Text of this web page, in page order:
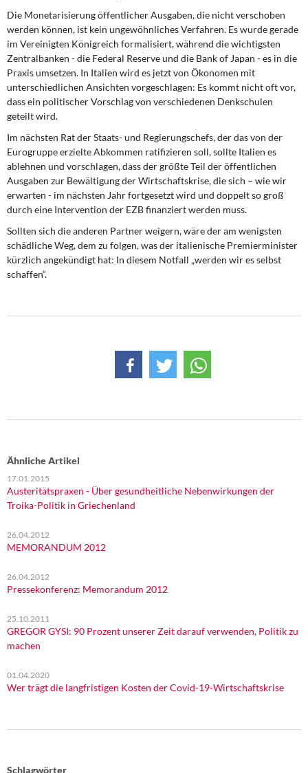
Die Monetarisierung öffentlicher Ausgaben, die nicht verschoben
werden können, ist kein ungewöhnliches Verfahren. Es wurde gerade
im Vereinigten Königreich formalisiert, während die wichtigsten
Zentralbanken - die Federal Reserve und die Bank of Japan - es in die
Praxis umsetzen. In Italien wird es jetzt von Ökonomen mit
unterschiedlichen Ansichten vorgeschlagen: Es kommt nicht oft vor,
dass ein politischer Vorschlag von verschiedenen Denkschulen
geteilt wird.
Im nächsten Rat der Staats- und Regierungschefs, der das von der
Eurogruppe erzielte Abkommen ratifizieren soll, sollte Italien es
ablehnen und vorschlagen, dass der größte Teil der öffentlichen
Ausgaben zur Bewältigung der Wirtschaftskrise, die sich – wie wir
erwarten - im nächsten Jahr fortgesetzt wird und doppelt so groß
durch eine Intervention der EZB finanziert werden muss.
Sollten sich die anderen Partner weigern, wäre der am wenigsten
schädliche Weg, dem zu folgen, was der italienische Premierminister
kürzlich angekündigt hat: In diesem Notfall „werden wir es selbst
schaffen“.
Ähnliche Artikel
17.01.2015
Austeritätspraxen - Über gesundheitliche Nebenwirkungen der
Troika-Politik in Griechenland
26.04.2012
MEMORANDUM 2012
26.04.2012
Pressekonferenz: Memorandum 2012
25.10.2011
GREGOR GYSI: 90 Prozent unserer Zeit darauf verwenden, Politik zu
machen
01.04.2020
Wer trägt die langfristigen Kosten der Covid-19-Wirtschaftskrise
Schlagwörter